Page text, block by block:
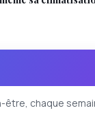
être, chaque